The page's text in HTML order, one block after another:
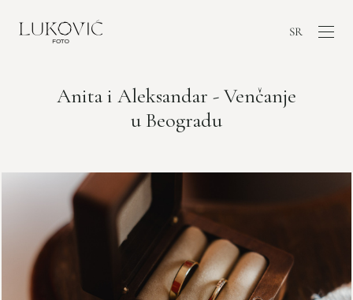
SR
Anita i Aleksandar - Venčanje
u Beogradu